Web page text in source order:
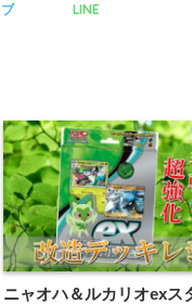
LINE
ニャオハ＆ルカリオexス